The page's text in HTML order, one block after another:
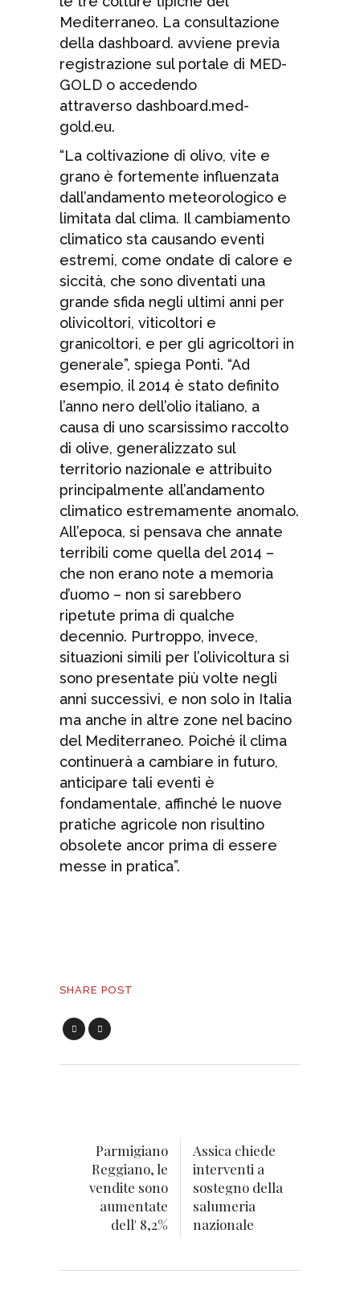
Mediterraneo. La consultazione
della dashboard. avviene previa
registrazione sul portale di MED-
GOLD o accedendo
attraverso dashboard.med-
gold.eu.
“La coltivazione di olivo, vite e
grano è fortemente influenzata
dall’andamento meteorologico e
limitata dal clima. Il cambiamento
climatico sta causando eventi
estremi, come ondate di calore e
siccità, che sono diventati una
grande sfida negli ultimi anni per
olivicoltori, viticoltori e
granicoltori, e per gli agricoltori in
generale”, spiega Ponti. “Ad
esempio, il 2014 è stato definito
l’anno nero dell’olio italiano, a
causa di uno scarsissimo raccolto
di olive, generalizzato sul
territorio nazionale e attribuito
principalmente all’andamento
climatico estremamente anomalo.
All’epoca, si pensava che annate
terribili come quella del 2014 –
che non erano note a memoria
d’uomo – non si sarebbero
ripetute prima di qualche
decennio. Purtroppo, invece,
situazioni simili per l’olivicoltura si
sono presentate più volte negli
anni successivi, e non solo in Italia
ma anche in altre zone nel bacino
del Mediterraneo. Poiché il clima
continuerà a cambiare in futuro,
anticipare tali eventi è
fondamentale, affinché le nuove
pratiche agricole non risultino
obsolete ancor prima di essere
messe in pratica”.
SHARE POST
Parmigiano
Reggiano, le
vendite sono
aumentate
dell' 8,2%
Assica chiede
interventi a
sostegno della
salumeria
nazionale